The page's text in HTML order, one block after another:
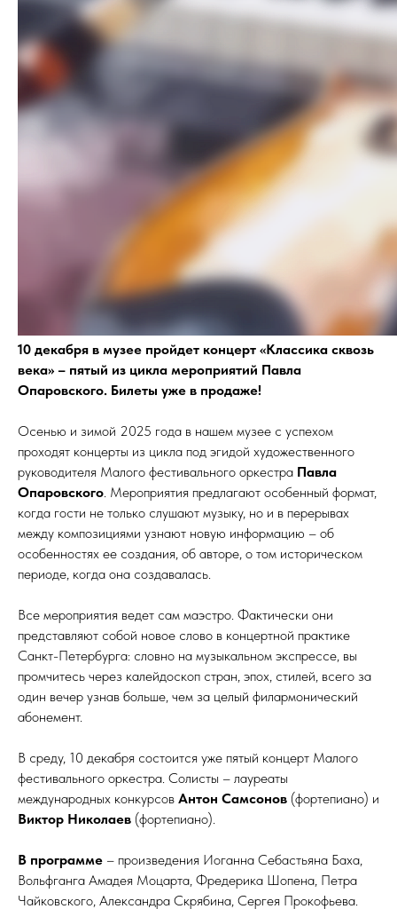
10 декабря в музее пройдет концерт «Классика сквозь
века» – пятый из цикла мероприятий Павла
Опаровского. Билеты уже в продаже!
Осенью и зимой 2025 года в нашем музее с успехом
проходят концерты из цикла под эгидой художественного
руководителя Малого фестивального оркестра Павла
Опаровского. Мероприятия предлагают особенный формат,
когда гости не только слушают музыку, но и в перерывах
между композициями узнают новую информацию – об
особенностях ее создания, об авторе, о том историческом
периоде, когда она создавалась.
Все мероприятия ведет сам маэстро. Фактически они
представляют собой новое слово в концертной практике
Санкт-Петербурга: словно на музыкальном экспрессе, вы
промчитесь через калейдоскоп стран, эпох, стилей, всего за
один вечер узнав больше, чем за целый филармонический
абонемент.
В среду, 10 декабря состоится уже пятый концерт Малого
фестивального оркестра. Солисты – лауреаты
международных конкурсов Антон Самсонов (фортепиано) и
Виктор Николаев (фортепиано).
В программе – произведения Иоганна Себастьяна Баха,
Вольфганга Амадея Моцарта, Фредерика Шопена, Петра
Чайковского, Александра Скрябина, Сергея Прокофьева.